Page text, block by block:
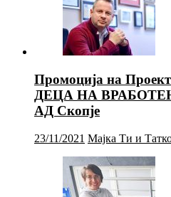
Промоција на
ДЕЦА НА
АД Скопје
23/11/2021 Мајка Ти и